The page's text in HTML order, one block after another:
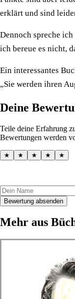
erklärt und sind
Dennoch spreche
ich bereue es nicht,
Ein interessantes
„Sie werden ihren
Deine
Teile deine Erfahrung
Bewertungen werden
★ ★ ★ ★ ★
Bewertung absenden
Mehr aus